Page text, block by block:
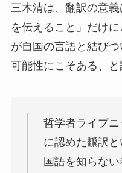
三木清は、翻訳の意
を伝えること」だけ
が自国の言語と結び
可能性にこそある、と
哲学者ライプ
に認めた飜訳
国語を知らな